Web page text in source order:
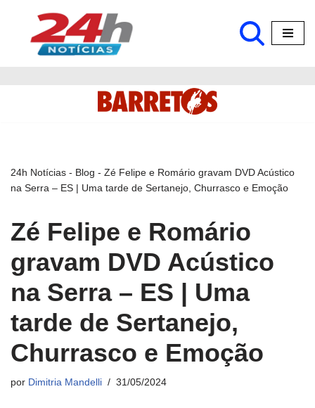
Pular
24h Notícias - Blog - Zé Felipe e Romário gravam DVD Acústico
na Serra – ES | Uma tarde de Sertanejo, Churrasco e Emoção
Zé Felipe e Romário
gravam DVD Acústico
na Serra – ES | Uma
tarde de Sertanejo,
Churrasco e Emoção
por Dimitria Mandelli 31/05/2024